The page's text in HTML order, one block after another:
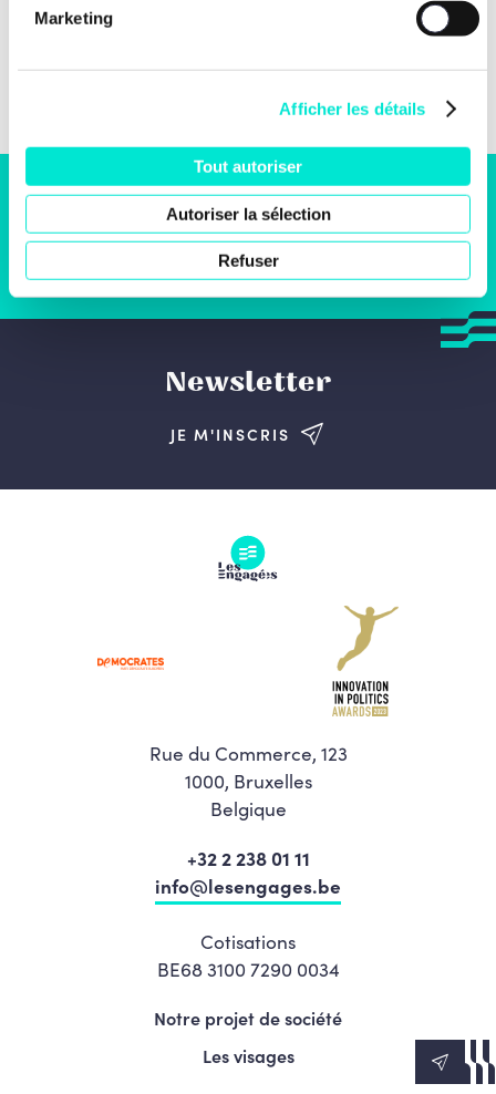
Marketing
Afficher les détails
Tout autoriser
Autoriser la sélection
Refuser
S'engager
JE SOUHAITE M'ENGAGER
Newsletter
JE M'INSCRIS
Rue du Commerce, 123
1000, Bruxelles
Belgique
+32 2 238 01 11
info@lesengages.be
Cotisations
BE68 3100 7290 0034
Notre projet de société
Les visages